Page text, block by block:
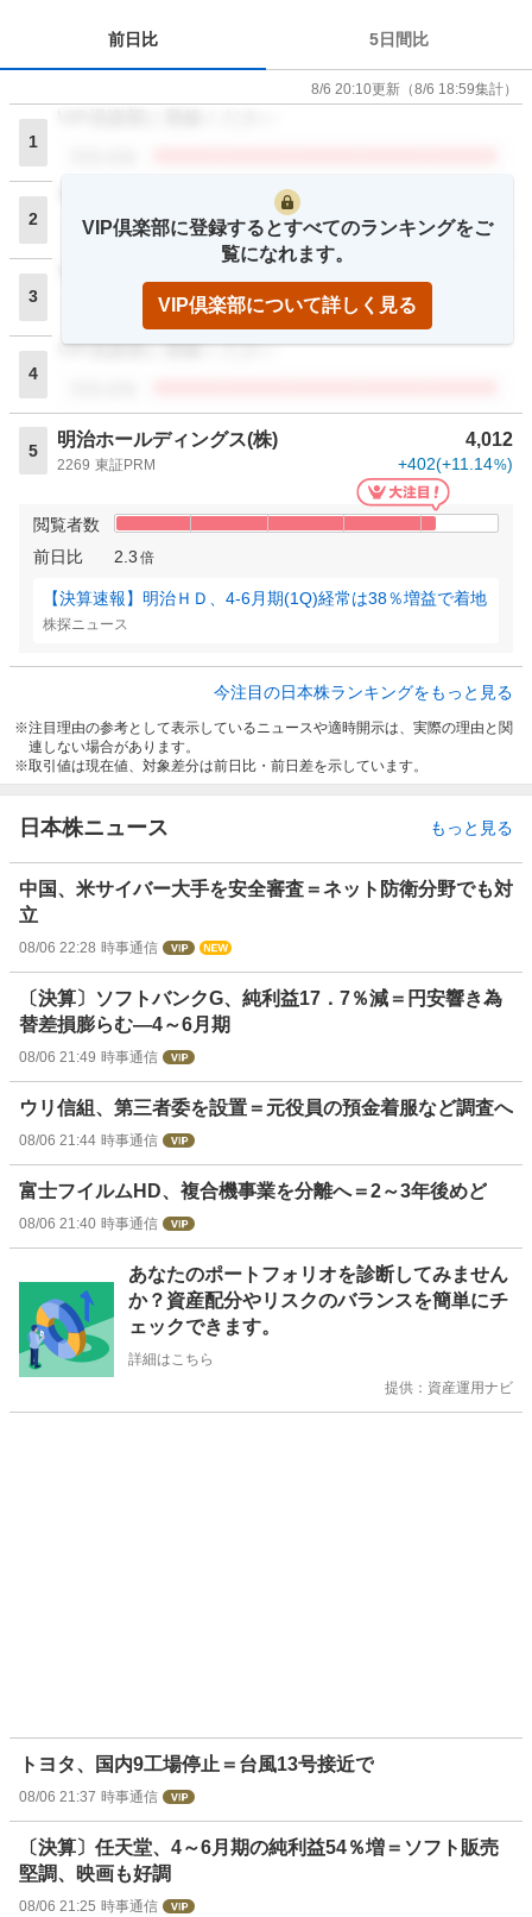
前日比 5日間比
8/6 20:10更新 （8/6 18:59集計）
1
2
VIP倶楽部に登録ください
閲覧者数
3
4
VIP倶楽部に登録ください
5
明治ホールディングス(株) 4,012
2269 東証PRM +402(+11.14%)
閲覧者数
前日比
2.3 倍
【決算速報】明治ＨＤ、4-6月期(1Q)経常は38％増益で着地
株探ニュース
VIP倶楽部に登録するとすべてのランキングをご
覧になれます。
VIP倶楽部について詳しく見る
今注目の日本株ランキングをもっと見る
注目理由の参考として表示しているニュースや適時開示は、実際の理由と関
連しない場合があります。
取引値は現在値、対象差分は前日比・前日差を示しています。
日本株ニュース もっと見る
中国、米サイバー大手を安全審査＝ネット防衛分野でも対
立
08/06 22:28 時事通信
〔決算〕ソフトバンクG、純利益17．7％減＝円安響き為
替差損膨らむ―4～6月期
08/06 21:49 時事通信
ウリ信組、第三者委を設置＝元役員の預金着服など調査へ
08/06 21:44 時事通信
富士フイルムHD、複合機事業を分離へ＝2～3年後めど
08/06 21:40 時事通信
あなたのポートフォリオを診断してみません
か？資産配分やリスクのバランスを簡単にチ
ェックできます。
詳細はこちら
提供：資産運用ナビ
トヨタ、国内9工場停止＝台風13号接近で
08/06 21:37 時事通信
〔決算〕任天堂、4～6月期の純利益54％増＝ソフト販売
堅調、映画も好調
08/06 21:25 時事通信